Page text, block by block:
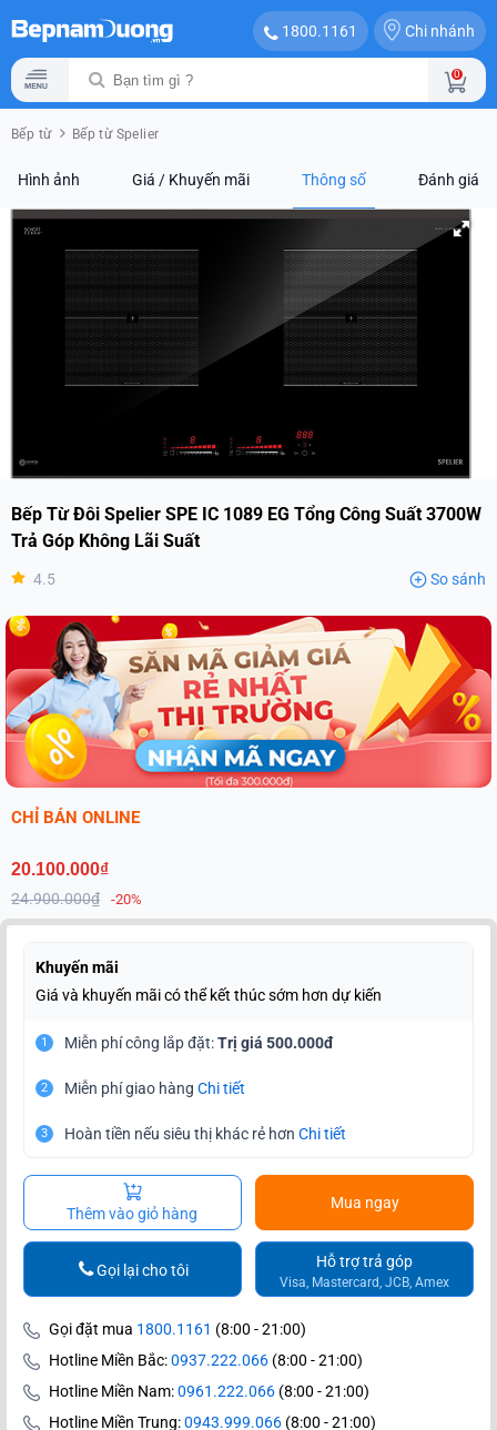
1800.1161 Chi nhánh
0
Bếp từ Bếp từ Spelier
Hình ảnh Giá / Khuyến mãi Thông số Đánh giá
Bếp Từ Đôi Spelier SPE IC 1089 EG Tổng Công Suất 3700W
Trả Góp Không Lãi Suất
4.5 So sánh
CHỈ BÁN ONLINE
20.100.000₫
24.900.000₫ -20%
Khuyến mãi
Giá và khuyến mãi có thể kết thúc sớm hơn dự kiến
1 Miễn phí công lắp đặt:Trị giá 500.000đ
2 Miễn phí giao hàng Chi tiết
3 Hoàn tiền nếu siêu thị khác rẻ hơn Chi tiết
Thêm vào giỏ hàng
Mua ngay
Hỗ trợ trả góp
Visa, Mastercard, JCB, Amex
Gọi lại cho tôi
Gọi đặt mua 1800.1161 (8:00 - 21:00)
Hotline Miền Bắc:0937.222.066 (8:00 - 21:00)
Hotline Miền Nam:0961.222.066 (8:00 - 21:00)
Hotline Miền Trung:0943.999.066 (8:00 - 21:00)